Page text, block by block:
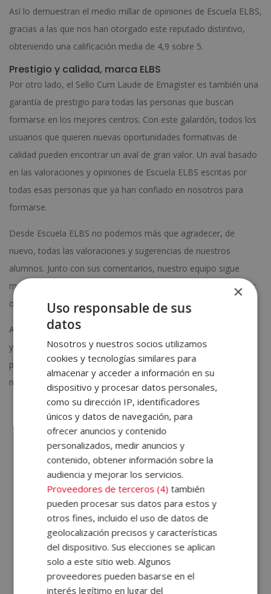
Así lo demuestran el medio millar de opiniones de Escuela ELBS,
gracias a las que nos han otorgado este reputado distintivo,
obteniendo una calificación media de 4,9 sobre 5.
Prestigio y calidad, marca ELBS
Por otro lado, el Sello Cum Laude de Emagister es también una
garantía de prestigio para todas las personas que buscan
formarse en los mejores centros. Con este galardón, todos los
usuarios que quieren nuevas oportunidades formativas de
calidad pueden encontrar un aval de gran valor. Un aval basado
en las valoraciones y opiniones de Escuela ELBS escritas por
todas esas personas que ya han confiado en nosotros para
formarse.
Desde Escuela ELBS no podemos más que agradecer, de
nuevo, todas las valoraciones y sugerencias de nuestros
alumnos. Junto con sus comentarios, nuestro equipo sigue
mejorando y trabajando por cumplir una de nuestras máximas:
ofrecer el mejor contenido en cuanto a calidad formativa.
Además, cada una de las opiniones de Escuela ELBS se analiza
y se estudia detenidamente. Una procedimiento que nos
permite mantener nuestras titulaciones adaptadas a las
necesidades y sugerencias de nuestro alumnado.
SOLICITA MÁS INFORMACIÓN
Nombre (*)
Apellidos (*)
Teléfono (*)
×
Uso responsable de sus
datos
Nosotros y nuestros socios utilizamos
cookies y tecnologías similares para
almacenar y acceder a información en su
dispositivo y procesar datos personales,
como su dirección IP, identificadores
únicos y datos de navegación, para
ofrecer anuncios y contenido
personalizados, medir anuncios y
contenido, obtener información sobre la
audiencia y mejorar los servicios.
Proveedores de terceros (4) también
pueden procesar sus datos para estos y
otros fines, incluido el uso de datos de
geolocalización precisos y características
del dispositivo. Sus elecciones se aplican
solo a este sitio web. Algunos
proveedores pueden basarse en el
interés legítimo en lugar del